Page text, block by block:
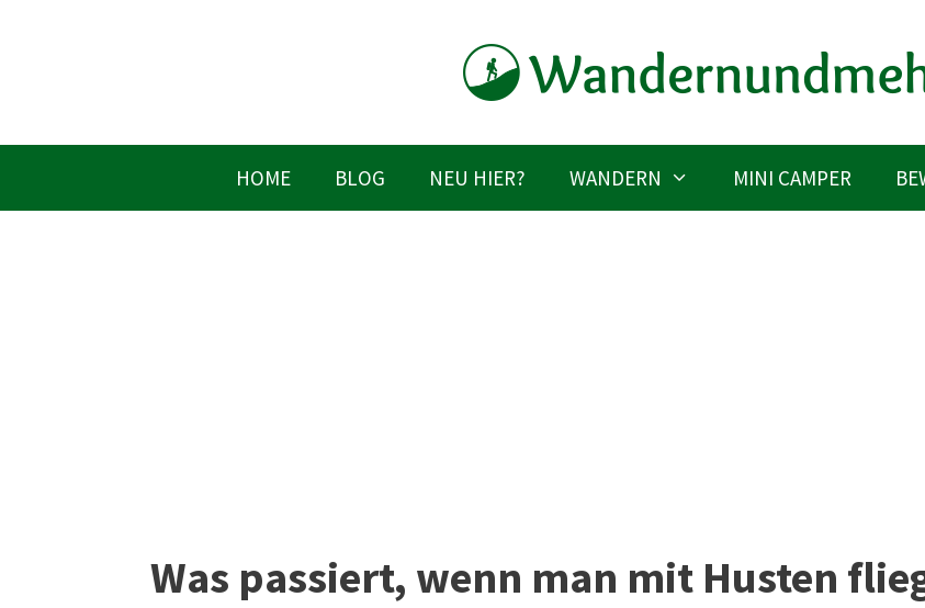
HOME BLOG NEU HIER? WANDERN MINI CAMPER
Was passiert, wenn man mit Husten